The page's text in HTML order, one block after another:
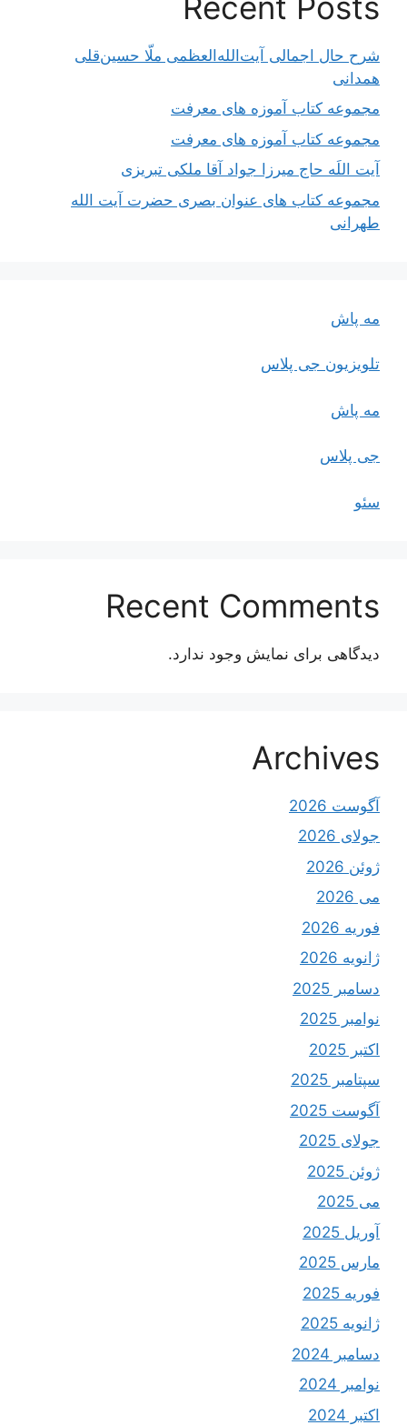
شرح حال اجمالی آیت‌الله‌العظمی ملّا حسین‌قلی
همدانی
مجموعه کتاب آموزه های معرفت
مجموعه کتاب آموزه های معرفت
آیت اللَه حاج میرزا جواد آقا ملکی تبریزی
مجموعه کتاب های عنوان بصری حضرت آیت الله
طهرانی
مه پاش
تلویزیون جی پلاس
مه پاش
جی پلاس
سئو
Recent Comments
دیدگاهی برای نمایش وجود ندارد.
Archives
آگوست 2026
جولای 2026
ژوئن 2026
می 2026
فوریه 2026
ژانویه 2026
دسامبر 2025
نوامبر 2025
اکتبر 2025
سپتامبر 2025
آگوست 2025
جولای 2025
ژوئن 2025
می 2025
آوریل 2025
مارس 2025
فوریه 2025
ژانویه 2025
دسامبر 2024
نوامبر 2024
اکتبر 2024